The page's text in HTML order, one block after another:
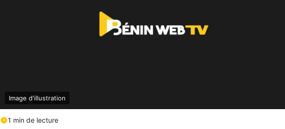
Image d'illustration
1 min de lecture